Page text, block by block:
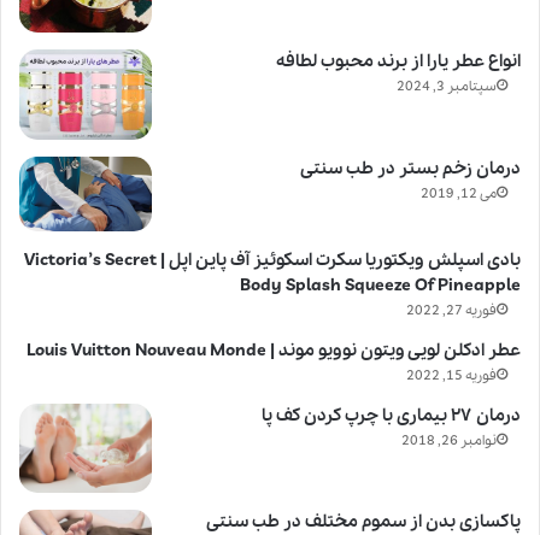
انواع عطر یارا از برند محبوب لطافه
سپتامبر 3, 2024
درمان زخم بستر در طب سنتی
می 12, 2019
بادی اسپلش ویکتوریا سکرت اسکوئیز آف پاین اپل | Victoria’s Secret
Body Splash Squeeze Of Pineapple
فوریه 27, 2022
عطر ادکلن لویی ویتون نوویو موند | Louis Vuitton Nouveau Monde
فوریه 15, 2022
درمان ۲۷ بیماری با چرپ کردن کف پا
نوامبر 26, 2018
پاکسازی بدن از سموم مختلف در طب سنتی